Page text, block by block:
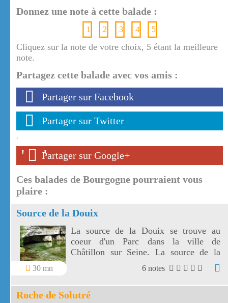
Donnez une note à cette balade :
1 2 3 4 5
Cliquez sur la note de votre choix, 5 étant la meilleure
note.
Partagez cette balade avec vos amis :
Partager sur Facebook
Partager sur Twitter
'
' '
Partager sur Google+
Ces balades de Bourgogne pourraient vous
plaire :
Source de la Douix
30 mn
La source de la Douix se trouve au
coeur d'un Parc dans la ville de
Châtillon sur Seine. La source de la
Douix est une des plus belles
exsurgences de France.
6 notes
Roche de Solutré